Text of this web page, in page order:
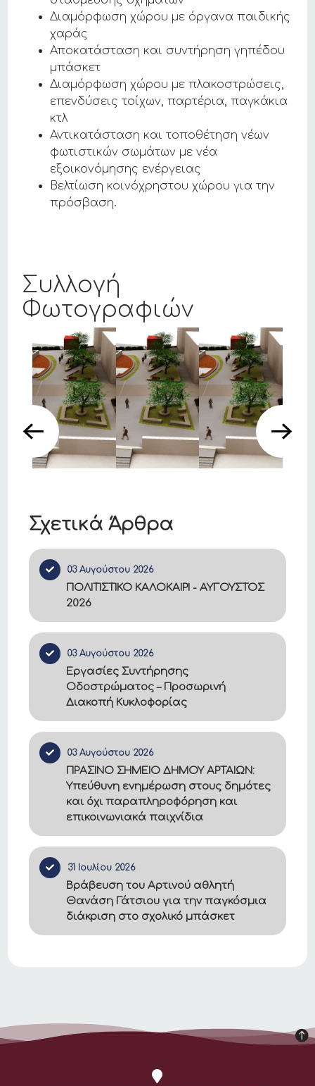
Σχετικά Άρθρα
03 Αυγούστου 2026
ΠΟΛΙΤΙΣΤΙΚΟ ΚΑΛΟΚΑΙΡΙ - ΑΥΓΟΥΣΤΟΣ
2026
03 Αυγούστου 2026
Εργασίες Συντήρησης
Οδοστρώματος – Προσωρινή
Διακοπή Κυκλοφορίας
03 Αυγούστου 2026
ΠΡΑΣΙΝΟ ΣΗΜΕΙΟ ΔΗΜΟΥ ΑΡΤΑΙΩΝ:
Υπεύθυνη ενημέρωση στους δημότες
και όχι παραπληροφόρηση και
επικοινωνιακά παιχνίδια
31 Ιουλίου 2026
Βράβευση του Αρτινού αθλητή
Θανάση Γάτσιου για την παγκόσμια
διάκριση στο σχολικό μπάσκετ
Διαμόρφωση χώρου με όργανα παιδικής
χαράς
Αποκατάσταση και συντήρηση γηπέδου
μπάσκετ
Διαμόρφωση χώρου με πλακοστρώσεις,
επενδύσεις τοίχων, παρτέρια, παγκάκια
κτλ
Αντικατάσταση και τοποθέτηση νέων
φωτιστικών σωμάτων με νέα
εξοικονόμησης ενέργειας
Βελτίωση κοινόχρηστου χώρου για την
πρόσβαση.
Συλλογή
Φωτογραφιών